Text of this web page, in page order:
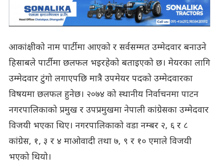
आकांक्षीको नाम पार्टीमा आएको र सर्वसम्मत उम्मेदवार बनाउने
हिसाबले पार्टीमा छलफल भइरहेको बताइएको छ। मेयरका लागि
उम्मेदवार टुंगो लगाएपछि मात्रै उपमेयर पदको उम्मेदवारका
विषयमा छलफल हुनेछ। २०७४ को स्थानीय निर्वाचनमा पाटन
नगरपालिकाको प्रमुख र उपप्रमुखमा नेपाली कांग्रेसका उम्मेदवार
विजयी भएका थिए। नगरपालिकाको वडा नम्बर २, ६ र ८
कांग्रेस, १, ३ र ४ माओवादी तथा ७, ९ र १० एमाले विजयी
भएको थियो।